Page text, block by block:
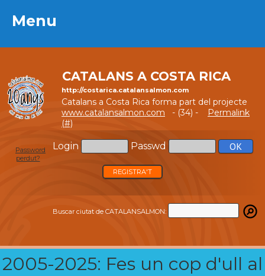
Menu
CATALANS A COSTA RICA
http://costarica.catalansalmon.com
Catalans a Costa Rica forma part del projecte
www.catalansalmon.com - (34) -
Permalink
(#)
Login Passwd
Password
perdut?
REGISTRA'T
Buscar ciutat de CATALANSALMON:
2005-2025: Fes un cop d'ull al
Menu